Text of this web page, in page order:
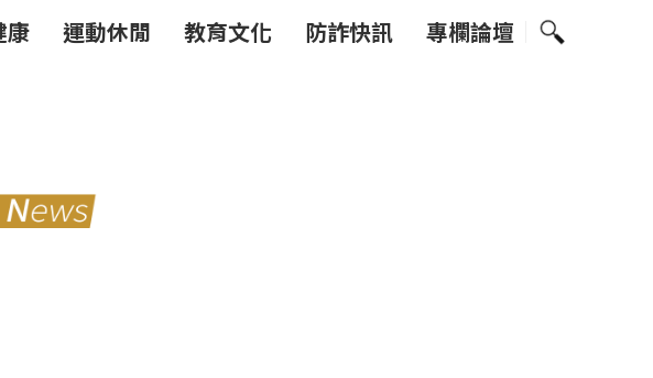
康 運動休閒 教育文化 防詐快訊 專欄論壇